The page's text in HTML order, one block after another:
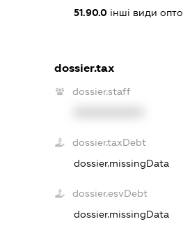
51.90.0інші види
dossier.tax
dossier.staff
dossier.taxDebt
dossier.missingData
dossier.esvDebt
dossier.missingData